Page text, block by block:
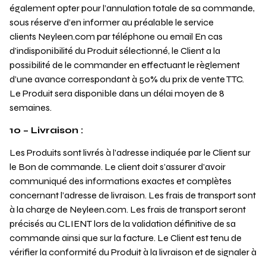
également opter pour l’annulation totale de sa commande,
sous réserve d’en informer au préalable le service
clients Neyleen.com par téléphone ou email En cas
d’indisponibilité du Produit sélectionné, le Client a la
possibilité de le commander en effectuant le règlement
d’une avance correspondant à 50% du prix de vente TTC.
Le Produit sera disponible dans un délai moyen de 8
semaines.
10 – Livraison :
Les Produits sont livrés à l’adresse indiquée par le Client sur
le Bon de commande. Le client doit s’assurer d’avoir
communiqué des informations exactes et complètes
concernant l’adresse de livraison. Les frais de transport sont
à la charge de Neyleen.com. Les frais de transport seront
précisés au CLIENT lors de la validation définitive de sa
commande ainsi que sur la facture. Le Client est tenu de
vérifier la conformité du Produit à la livraison et de signaler à